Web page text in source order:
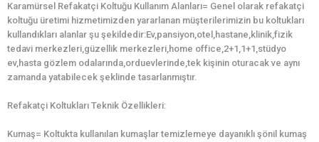
Karamürsel Refakatçi Koltuğu Kullanım Alanları= Genel olarak refakatçi
koltuğu üretimi hizmetimizden yararlanan müşterilerimizin bu koltukları
kullandıkları alanlar şu şekildedir:Ev,pansiyon,otel,hastane,klinik,fizik
tedavi merkezleri,güzellik merkezleri,home office,2+1,1+1,stüdyo
ev,hasta gözlem odalarında,orduevlerinde,tek kişinin oturacak ve aynı
zamanda yatabilecek şeklinde tasarlanmıştır.
Refakatçi Koltukları Teknik Özellikleri:
Kumaş= Koltukta kullanılan kumaşlar temizlemeye dayanıklı şönil kumaş